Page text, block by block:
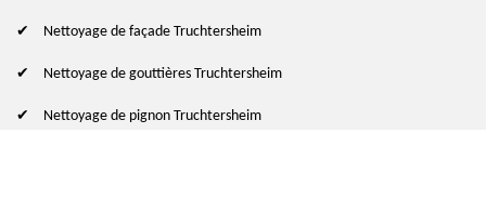
Nettoyage de façade Truchtersheim
Nettoyage de gouttières Truchtersheim
Nettoyage de pignon Truchtersheim